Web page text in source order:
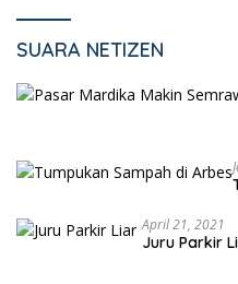
SUARA NETIZEN
April 21, 2021
Juru Parkir